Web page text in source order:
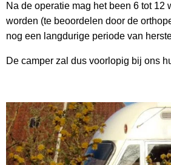
Na de operatie mag het been 6 tot 12
worden (te beoordelen door de
nog een langdurige periode van
De camper zal dus voorlopig bij ons